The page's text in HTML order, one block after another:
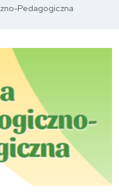
Pedagogiczna